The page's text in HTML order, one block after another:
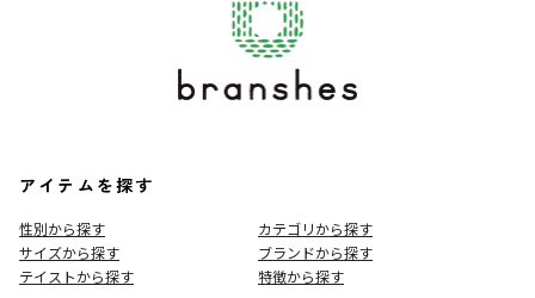
アイテムを探す
性別から探す
カテゴリから探す
サイズから探す
ブランドから探す
テイストから探す
特徴から探す